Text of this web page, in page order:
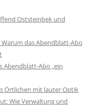
Oststeinbek und
das Abendblatt-Abo
Abendblatt-Abo „ein
Örtlichen mit lauter Optik
Wie Verwaltung und